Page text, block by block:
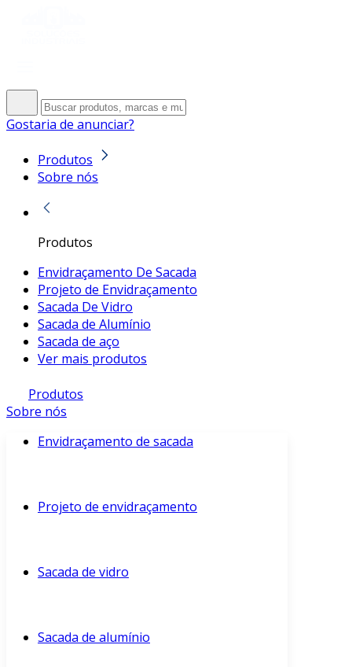
Gostaria de anunciar?
Produtos
Sobre nós
Produtos
Envidraçamento De Sacada
Projeto de Envidraçamento
Sacada De Vidro
Sacada de Alumínio
Sacada de aço
Ver mais produtos
Produtos
Sobre nós
Envidraçamento de sacada
Projeto de envidraçamento
Sacada de vidro
Sacada de alumínio